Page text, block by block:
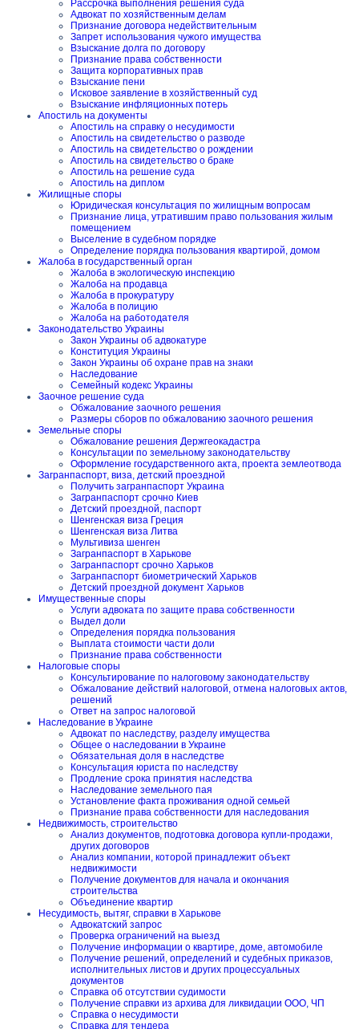
Рассрочка выполнения решения суда
Адвокат по хозяйственным делам
Признание договора недействительным
Запрет использования чужого имущества
Взыскание долга по договору
Признание права собственности
Защита корпоративных прав
Взыскание пени
Исковое заявление в хозяйственный суд
Взыскание инфляционных потерь
Апостиль на документы
Апостиль на справку о несудимости
Апостиль на свидетельство о разводе
Апостиль на свидетельство о рождении
Апостиль на свидетельство о браке
Апостиль на решение суда
Апостиль на диплом
Жилищные споры
Юридическая консультация по жилищным вопросам
Признание лица, утратившим право пользования жилым
помещением
Выселение в судебном порядке
Определение порядка пользования квартирой, домом
Жалоба в государственный орган
Жалоба в экологическую инспекцию
Жалоба на продавца
Жалоба в прокуратуру
Жалоба в полицию
Жалоба на работодателя
Законодательство Украины
Закон Украины об адвокатуре
Конституция Украины
Закон Украины об охране прав на знаки
Наследование
Семейный кодекс Украины
Заочное решение суда
Обжалование заочного решения
Размеры сборов по обжалованию заочного решения
Земельные споры
Обжалование решения Держгеокадастра
Консультации по земельному законодательству
Оформление государственного акта, проекта землеотвода
Загранпаспорт, виза, детский проездной
Получить загранпаспорт Украина
Загранпаспорт срочно Киев
Детский проездной, паспорт
Шенгенская виза Греция
Шенгенская виза Литва
Мультивиза шенген
Загранпаспорт в Харькове
Загранпаспорт срочно Харьков
Загранпаспорт биометрический Харьков
Детский проездной документ Харьков
Имущественные споры
Услуги адвоката по защите права собственности
Выдел доли
Определения порядка пользования
Выплата стоимости части доли
Признание права собственности
Налоговые споры
Консультирование по налоговому законодательству
Обжалование действий налоговой, отмена налоговых актов,
решений
Ответ на запрос налоговой
Наследование в Украине
Адвокат по наследству, разделу имущества
Общее о наследовании в Украине
Обязательная доля в наследстве
Консультация юриста по наследству
Продление срока принятия наследства
Наследование земельного пая
Установление факта проживания одной семьей
Признание права собственности для наследования
Недвижимость, строительство
Анализ документов, подготовка договора купли-продажи,
других договоров
Анализ компании, которой принадлежит объект
недвижимости
Получение документов для начала и окончания
строительства
Объединение квартир
Несудимость, вытяг, справки в Харькове
Адвокатский запрос
Проверка ограничений на выезд
Получение информации о квартире, доме, автомобиле
Получение решений, определений и судебных приказов,
исполнительных листов и других процессуальных
документов
Справка об отсутствии судимости
Получение справки из архива для ликвидации ООО, ЧП
Справка о несудимости
Справка для тендера